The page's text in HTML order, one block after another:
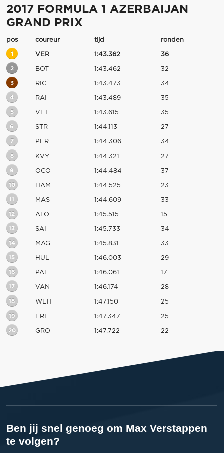
2017 FORMULA 1 AZERBAIJAN
GRAND PRIX
pos coureur tijd ronden
1 VER 1:43.362 36
2 BOT 1:43.462 32
3 RIC 1:43.473 34
4 RAI 1:43.489 35
5 VET 1:43.615 35
6 STR 1:44.113 27
7 PER 1:44.306 34
8 KVY 1:44.321 27
9 OCO 1:44.484 37
10 HAM 1:44.525 23
11 MAS 1:44.609 33
12 ALO 1:45.515 15
13 SAI 1:45.733 34
14 MAG 1:45.831 33
15 HUL 1:46.003 29
16 PAL 1:46.061 17
17 VAN 1:46.174 28
18 WEH 1:47.150 25
19 ERI 1:47.347 25
20 GRO 1:47.722 22
Ben jij snel genoeg om Max Verstappen
te volgen?